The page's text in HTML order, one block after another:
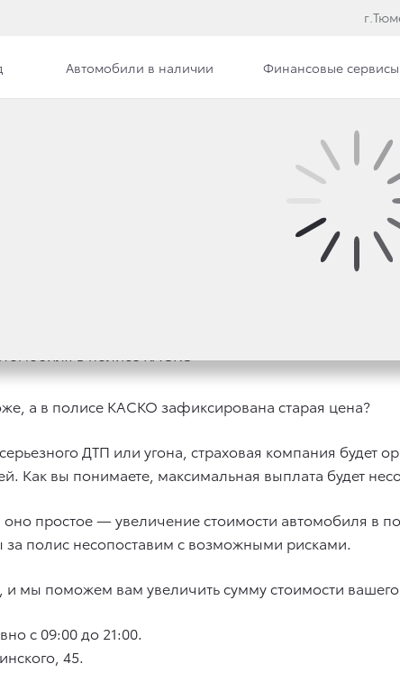
Автомобили в наличии Финансовые сервисы
СТОИМОСТЬ
а в полисе КАСКО зафиксирована старая цена?
ДТП или угона, страховая компания
Как вы понимаете, максимальная выплата будет
оно простое — увеличение стоимости автомобиля в
за полис несопоставим с возможными рисками.
и мы поможем вам увеличить сумму стоимости
с 09:00 до 21:00.
45.